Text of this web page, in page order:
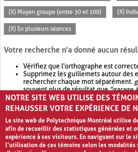
(X) Moyen groupe (entre 30 et 100) (X)
(X) En plusieurs séances
Votre recherche n'a donné aucun
Vérifiez que l'orthographe est
Supprimez les guillemets autour des
rechercher chaque mot séparément.
souvent plus de résultat que"garage
Envisagez d'élargir votre recherche
retournera souvent plus de résultat
NOTRE SITE WEB UTILISE DES
REHAUSSER VOTRE EXPÉRIENCE DE
Le site web de Polytechnique Montréal utilise
afin de recueillir des statistiques générales et
expérience à ses visiteurs. En naviguant sur le
l’utilisation de ces témoins selon les modalités